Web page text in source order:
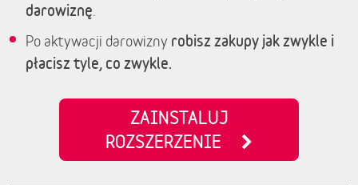
darowiznę
Po aktywacji darowizny robisz zakupy jak zwykle i
płacisz tyle, co zwykle.
ZAINSTALUJ
ROZSZERZENIE